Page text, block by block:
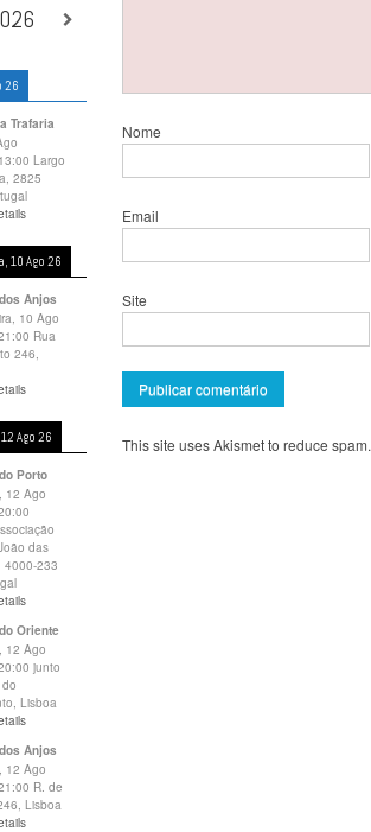
Nome
Email
Site
This site uses Akismet to reduce spam.
26
Trafaria
13:00 Largo
2825
10 Ago 26
Anjos
10 Ago
Rua
246,
Ago 26
Porto
12 Ago
das
4000-233
Oriente
12 Ago
junto
Lisboa
Anjos
12 Ago
R. de
Lisboa